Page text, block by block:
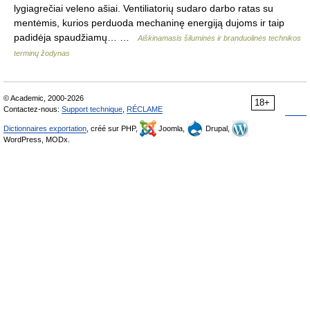
lygiagrečiai veleno ašiai. Ventiliatorių sudaro darbo ratas su
mentėmis, kurios perduoda mechaninę energiją dujoms ir taip
padidėja spaudžiamų… …
Aiškinamasis šiluminės ir branduolinės technikos
terminų žodynas
18+
© Academic, 2000-2026
Contactez-nous: Support technique RÉCLAME
Dictionnaires exportation , créé sur PHP, Joomla,
Drupal,
WordPress, MODx.